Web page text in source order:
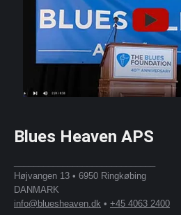
Blues Heaven APS
Højvangen 13 • 6950 Ringkøbing
DANMARK
info@bluesheaven.dk • +45 4063 2400